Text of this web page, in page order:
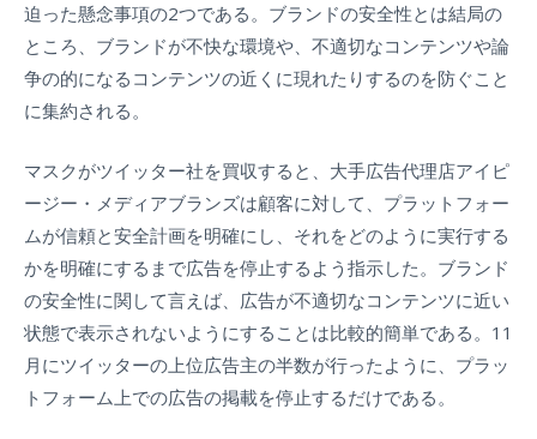
迫った懸念事項の2つである。ブランドの安全性とは結局の
ところ、ブランドが不快な環境や、不適切なコンテンツや論
争の的になるコンテンツの近くに現れたりするのを防ぐこと
に集約される。
マスクがツイッター社を買収すると、大手広告代理店アイピ
ージー・メディアブランズは顧客に対して、プラットフォー
ムが信頼と安全計画を明確にし、それをどのように実行する
かを明確にするまで広告を停止するよう指示した。ブランド
の安全性に関して言えば、広告が不適切なコンテンツに近い
状態で表示されないようにすることは比較的簡単である。11
月にツイッターの上位広告主の半数が行ったように、プラッ
トフォーム上での広告の掲載を停止するだけである。